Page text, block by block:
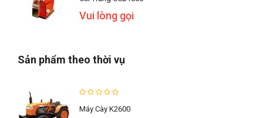
Vui lòng gọi
Sản phẩm theo thời vụ
Máy Cày K2600